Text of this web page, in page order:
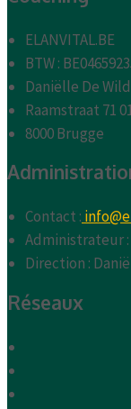
ELANVITAL.BE
BTW :
Daniëlle De
Raamstraat 71
8000 Brugge
Contact :
Administrateur
Direction :
Réseaux